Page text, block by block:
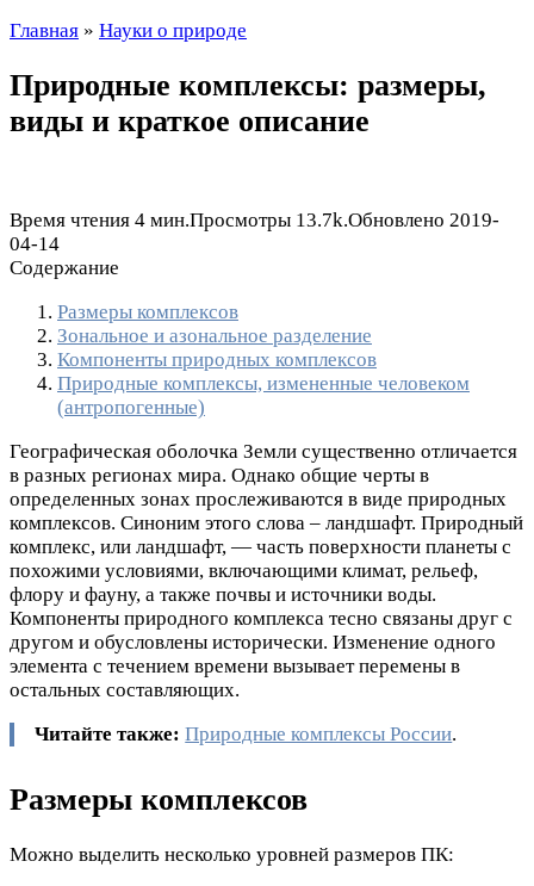
Главная » Науки о природе
Природные комплексы: размеры,
виды и краткое описание
Время чтения 4 мин.Просмотры 13.7k.Обновлено 2019-
04-14
Содержание
Размеры комплексов
Зональное и азональное разделение
Компоненты природных комплексов
Природные комплексы, измененные человеком
(антропогенные)
Географическая оболочка Земли существенно отличается
в разных регионах мира. Однако общие черты в
определенных зонах прослеживаются в виде природных
комплексов. Синоним этого слова – ландшафт. Природный
комплекс, или ландшафт, — часть поверхности планеты с
похожими условиями, включающими климат, рельеф,
флору и фауну, а также почвы и источники воды.
Компоненты природного комплекса тесно связаны друг с
другом и обусловлены исторически. Изменение одного
элемента с течением времени вызывает перемены в
остальных составляющих.
Читайте также: Природные комплексы России.
Размеры комплексов
Можно выделить несколько уровней размеров ПК: